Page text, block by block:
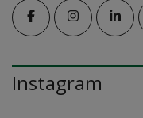
Instagram